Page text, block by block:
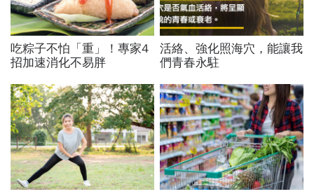
吃粽子不怕「重」！專家4
招加速消化不易胖
活絡、強化照海穴，能讓我
們青春永駐